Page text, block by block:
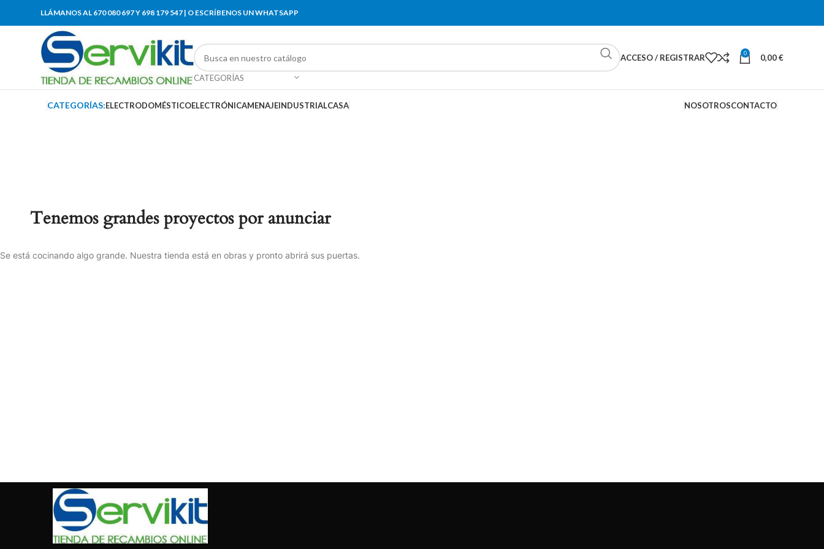
LLÁMANOS AL 670 080 697 Y 698 179 547 | O ESCRÍBENOS UN WHATSAPP
CATEGORÍAS
ACCESO / REGISTRAR 0 0,00€
CATEGORÍAS:ELECTRODOMÉSTICOELECTRÓNICAMENAJEINDUSTRIALCASA NOSOTROSCONTACTO
Tenemos grandes proyectos por anunciar
Se está cocinando algo grande. Nuestra tienda está en obras y pronto abrirá sus puertas.